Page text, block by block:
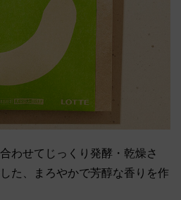
わせてじっくり発酵・乾燥さ
た、まろやかで芳醇な香りを作